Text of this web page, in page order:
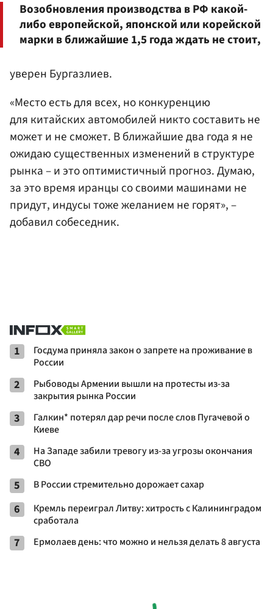
Возобновления производства в РФ какой-
либо европейской, японской или корейской
марки в ближайшие 1,5 года ждать не стоит,
уверен Бургазлиев.
«Место есть для всех, но конкуренцию
для китайских автомобилей никто составить не
может и не сможет. В ближайшие два года я не
ожидаю существенных изменений в структуре
рынка – и это оптимистичный прогноз. Думаю,
за это время иранцы со своими машинами не
придут, индусы тоже желанием не горят», –
добавил собеседник.
1
Госдума приняла закон о запрете на проживание в
России
2
Рыбоводы Армении вышли на протесты из-за
закрытия рынка России
3
Галкин* потерял дар речи после слов Пугачевой о
Киеве
4
На Западе забили тревогу из-за угрозы окончания
СВО
5 В России стремительно дорожает сахар
6
Кремль переиграл Литву: хитрость с Калининградом
сработала
7 Ермолаев день: что можно и нельзя делать 8 августа